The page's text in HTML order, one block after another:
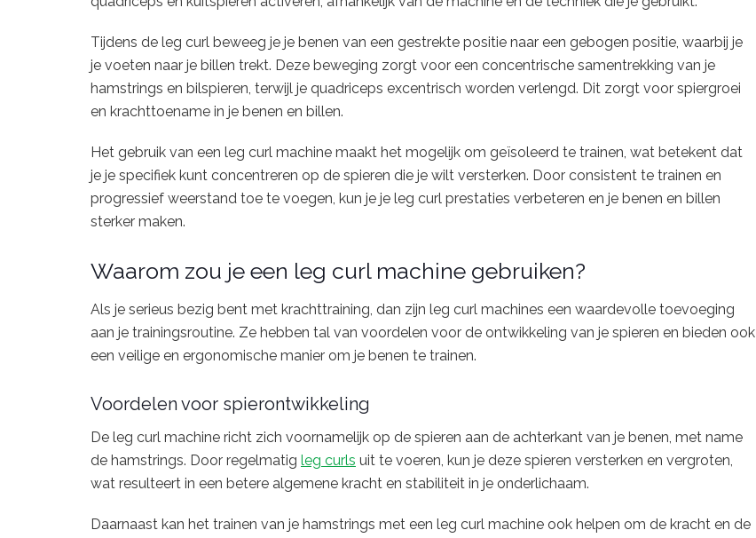
Tijdens de leg curl beweeg je je benen van een gestrekte positie naar een gebogen positie, waarbij je
je voeten naar je billen trekt. Deze beweging zorgt voor een concentrische samentrekking van je
hamstrings en bilspieren, terwijl je quadriceps excentrisch worden verlengd. Dit zorgt voor spiergroei
en krachttoename in je benen en billen.
Het gebruik van een leg curl machine maakt het mogelijk om geïsoleerd te trainen, wat betekent dat
je je specifiek kunt concentreren op de spieren die je wilt versterken. Door consistent te trainen en
progressief weerstand toe te voegen, kun je je leg curl prestaties verbeteren en je benen en billen
sterker maken.
Waarom zou je een leg curl machine gebruiken?
Als je serieus bezig bent met krachttraining, dan zijn leg curl machines een waardevolle toevoeging
aan je trainingsroutine. Ze hebben tal van voordelen voor de ontwikkeling van je spieren en bieden ook
een veilige en ergonomische manier om je benen te trainen.
Voordelen voor spierontwikkeling
De leg curl machine richt zich voornamelijk op de spieren aan de achterkant van je benen, met name
de hamstrings. Door regelmatig leg curls uit te voeren, kun je deze spieren versterken en vergroten,
wat resulteert in een betere algemene kracht en stabiliteit in je onderlichaam.
Daarnaast kan het trainen van je hamstrings met een leg curl machine ook helpen om de kracht en de